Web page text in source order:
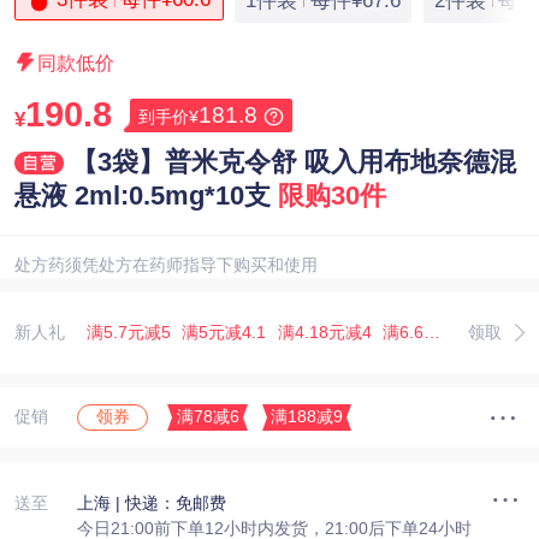
同款低价
¥190.8 到手价¥181.8
【3袋】普米克令舒 吸入用布地奈德混
悬液 2ml:0.5mg*10支 限购30件
处方药须凭处方在药师指导下购买和使用
新人礼 领取
满5.7元减5 满5元减4.1 满4.18元减4 满6.67元减5.07 满
促销 领券 满78减6 满188减9
送至 上海 | 快递：免邮费
今日21:00前下单12小时内发货，21:00后下单24小时